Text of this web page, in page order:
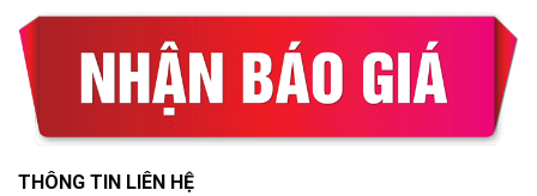
THÔNG TIN LIÊN HỆ